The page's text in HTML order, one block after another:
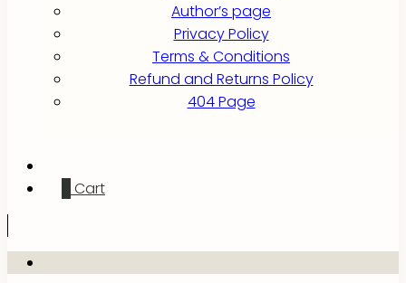
Author’s page
Privacy Policy
Terms & Conditions
Refund and Returns Policy
404 Page
Cart